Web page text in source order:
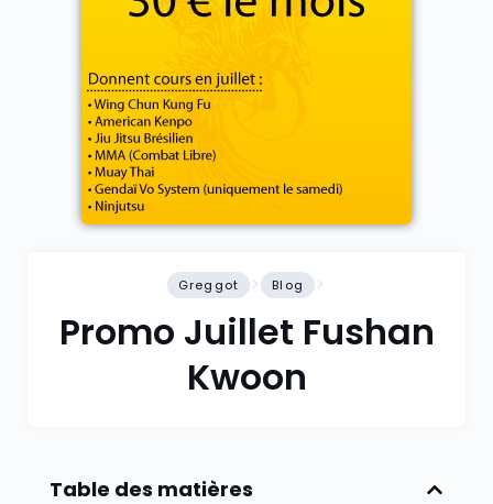
Greggot Blog
Promo Juillet Fushan
Kwoon
Table des matières